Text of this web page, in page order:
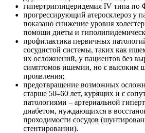
гипертриглицеридемия IV типа по
прогрессирующий атеросклероз у
показано снижение уровня
помощи диеты и
профилактика первичных
сосудистой системы, таких как
их осложнений, у пациентов без
симптомов ишемии, но с высоким
проявления;
предотвращение возможных
старше 50–60 лет, курящих и с
патологиями – артериальной
диабетом, нуждающихся в
проходимости сосудов
стентировании).